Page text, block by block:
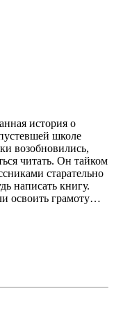
история о
школе
возобновились,
читать. Он тайком
старательно
написать книгу.
освоить грамоту…